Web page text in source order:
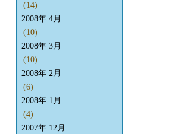
(14)
2008年 4月
(10)
2008年 3月
(10)
2008年 2月
(6)
2008年 1月
(4)
2007年 12月